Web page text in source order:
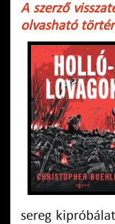
A szerző
olvasható
sereg